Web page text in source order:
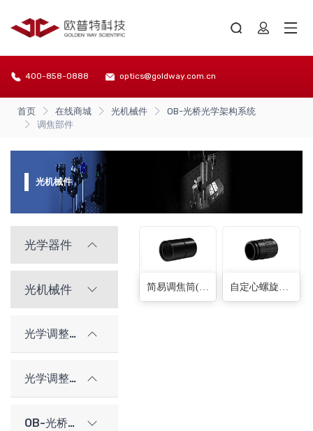
400-858-0888 optics@goldway.com.cn
首页 在线商城 光机械件
OB-光桥光学架构系统
调焦部件
光机械件
光学器件
光机械件
光学调整架
光学调整架（老型号）
OB-光桥光学架构系统
简易调焦筒(7种)